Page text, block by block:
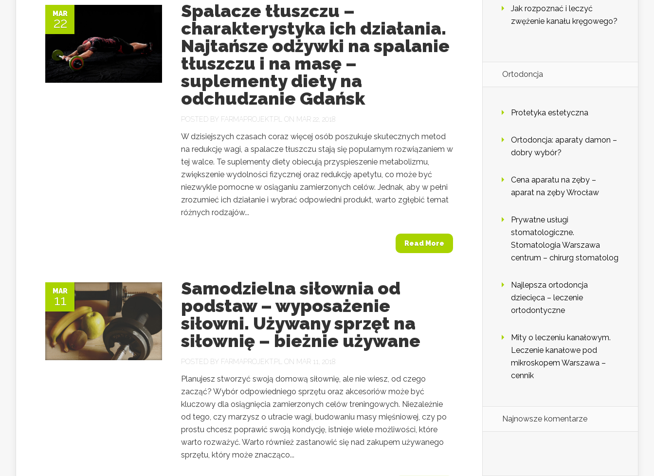
MAR
22
Spalacze tłuszczu –
charakterystyka ich działania.
Najtańsze odżywki na spalanie
tłuszczu i na masę –
suplementy diety na
odchudzanie Gdańsk
POSTED BY FARMAPROJEKT.PL ON MAR 22, 2018
W dzisiejszych czasach coraz więcej osób poszukuje skutecznych metod
na redukcję wagi, a spalacze tłuszczu stają się popularnym rozwiązaniem w
tej walce. Te suplementy diety obiecują przyspieszenie metabolizmu,
zwiększenie wydolności fizycznej oraz redukcję apetytu, co może być
niezwykle pomocne w osiąganiu zamierzonych celów. Jednak, aby w pełni
zrozumieć ich działanie i wybrać odpowiedni produkt, warto zgłębić temat
różnych rodzajów...
Read More
MAR
11
Samodzielna siłownia od
podstaw – wyposażenie
siłowni. Używany sprzęt na
siłownię – bieżnie używane
POSTED BY FARMAPROJEKT.PL ON MAR 11, 2018
Planujesz stworzyć swoją domową siłownię, ale nie wiesz, od czego
zacząć? Wybór odpowiedniego sprzętu oraz akcesoriów może być
kluczowy dla osiągnięcia zamierzonych celów treningowych. Niezależnie
od tego, czy marzysz o utracie wagi, budowaniu masy mięśniowej, czy po
prostu chcesz poprawić swoją kondycję, istnieje wiele możliwości, które
warto rozważyć. Warto również zastanowić się nad zakupem używanego
sprzętu, który może znacząco...
Jak rozpoznać i leczyć
zwężenie kanału kręgowego?
Ortodoncja
Protetyka estetyczna
Ortodoncja: aparaty damon –
dobry wybór?
Cena aparatu na zęby –
aparat na zęby Wrocław
Prywatne usługi
stomatologiczne.
Stomatologia Warszawa
centrum – chirurg stomatolog
Najlepsza ortodoncja
dziecięca – leczenie
ortodontyczne
Mity o leczeniu kanałowym.
Leczenie kanałowe pod
mikroskopem Warszawa –
cennik
Najnowsze komentarze